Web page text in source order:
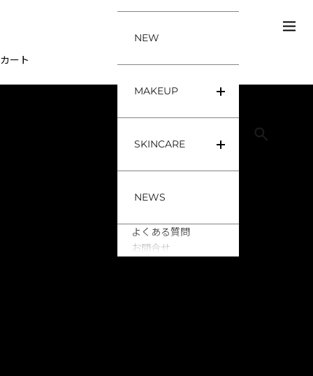
メニ
NEW
MAKEUP
Base
Lip
Eye
Cheek
SKINCARE
Toner Serum/Ampoule
CREAM
NEWS
よくある質問
お問合せ
カート